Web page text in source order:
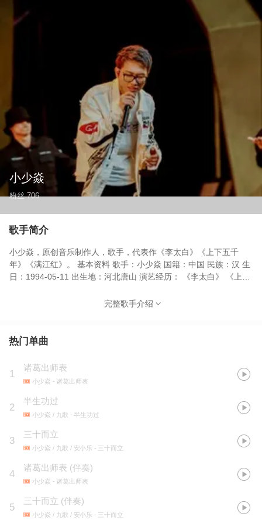
小少焱
粉丝 706
歌手简介
小少焱，原创音乐制作人，歌手，代表作《李太白》《上下五千
年》《满江红》。 基本资料 歌手：小少焱 国籍：中国 民族：汉 生
日：1994-05-11 出生地：河北唐山 演艺经历： 《李太白》 《上下
完整歌手介绍
热门单曲
1
诸葛出师表
小少焱 - 诸葛出师表
2
半生功过
小少焱 / 九歌 - 半生功过
3
三十而立
小少焱 / 九歌 / 安小乐 - 三十而立
4
诸葛出师表 (伴奏)
小少焱 - 诸葛出师表
5
三十而立 (伴奏)
小少焱 / 九歌 / 安小乐 - 三十而立